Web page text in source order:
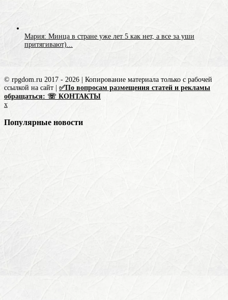
Мария: Минца в стране уже лет 5 как нет, а все за уши
притягивают)...
© rpgdom.ru 2017 - 2026 | Копирование материала только с рабочей
ссылкой на сайт | ✅По вопросам размещения статей и рекламы
обращаться: ☏ КОНТАКТЫ
x
Популярные новости